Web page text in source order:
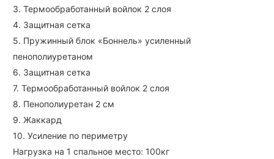
3. Термообработанный войлок 2 слоя
4. Защитная сетка
5. Пружинный блок «Боннель» усиленный
пенополиуретаном
6. Защитная сетка
7. Термообработанный войлок 2 слоя
8. Пенополиуретан 2 см
9. Жаккард
10. Усиление по периметру
Нагрузка на 1 спальное место: 100кг